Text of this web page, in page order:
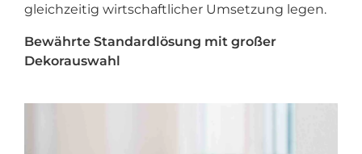
gleichzeitig wirtschaftlicher Umsetzung legen.
Bewährte Standardlösung mit großer
Dekorauswahl